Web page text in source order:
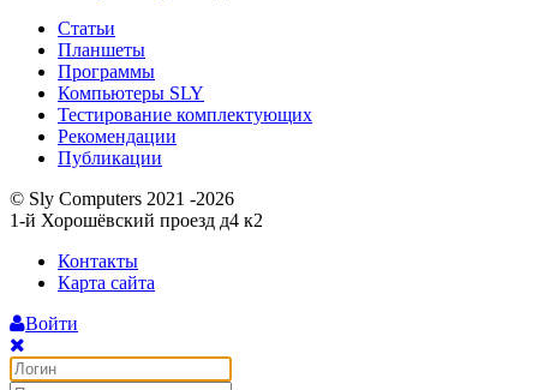
Статьи
Планшеты
Программы
Компьютеры SLY
Тестирование комплектующих
Рекомендации
Публикации
© Sly Computers 2021 -2026
1-й Хорошёвский проезд д4 к2
Контакты
Карта сайта
Войти